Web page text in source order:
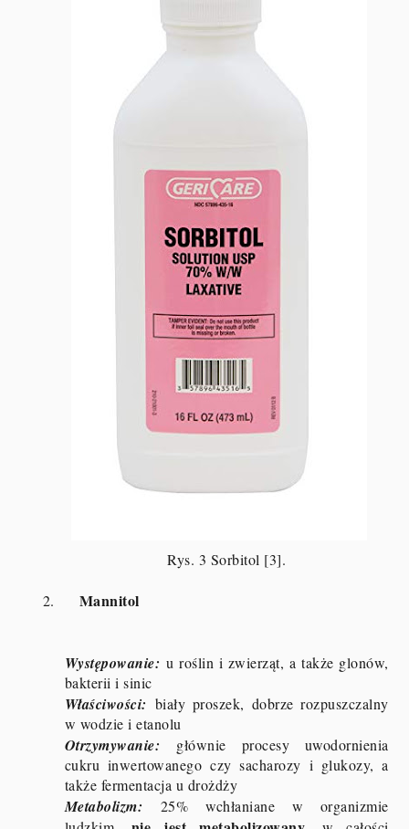
Rys. 3 Sorbitol [3].
2. Mannitol
Występowanie: u roślin i zwierząt, a także glonów,
bakterii i sinic
Właściwości: biały proszek, dobrze rozpuszczalny
w wodzie i etanolu
Otrzymywanie: głównie procesy uwodornienia
cukru inwertowanego czy sacharozy i glukozy, a
także fermentacja u drożdży
Metabolizm: 25% wchłaniane w organizmie